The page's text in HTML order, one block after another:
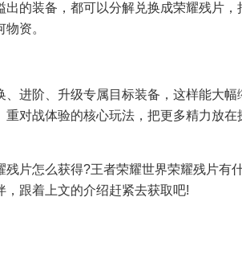
装备，都可以分解兑换成荣耀残片，
资。
阶、升级专属目标装备，这样能大幅
对战体验的核心玩法，把更多精力放
怎么获得?王者荣耀世界荣耀残片有
跟着上文的介绍赶紧去获取吧!